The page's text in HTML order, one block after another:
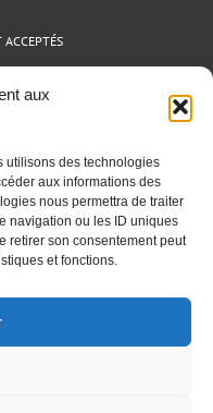
aux
utilisons des technologies
aux informations des
nous permettra de traiter
navigation ou les ID uniques
retirer son consentement peut
et fonctions.
ACCEPTÉS
et AMEX)
(BTC)